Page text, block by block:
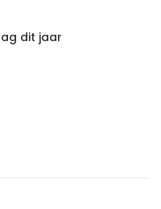
dit jaar